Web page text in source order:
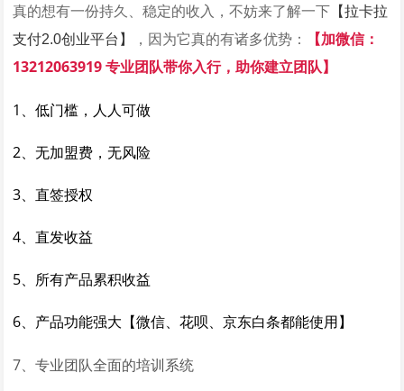
真的想有一份持久、稳定的收入，不妨来了解一下 【拉卡拉
支付2.0创业平台】
，因为它真的有诸多优势：
【加微信：
13212063919 专业团队带你入行，助你建立团队】
1、低门槛，人人可做
2、无加盟费，无风险
3、直签授权
4、直发收益
5、所有产品累积收益
6、产品功能强大【微信、花呗、京东白条都能使用】
7、专业团队全面的培训系统